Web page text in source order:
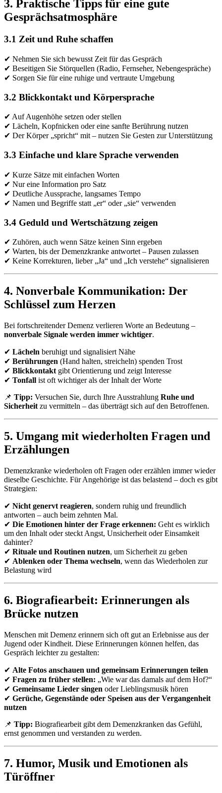
3. Praktische Tipps für eine gute
Gesprächsatmosphäre
3.1 Zeit und Ruhe schaffen
✔ Nehmen Sie sich bewusst Zeit für das Gespräch
✔ Beseitigen Sie Störquellen (Radio, Fernseher, Nebengespräche)
✔ Sorgen Sie für eine ruhige und vertraute Umgebung
3.2 Blickkontakt und Körpersprache
✔ Auf Augenhöhe setzen oder stellen
✔ Lächeln, Kopfnicken oder eine sanfte Berührung nutzen
✔ Der Körper „spricht“ mit – nutzen Sie Gesten zur Unterstützung
3.3 Einfache und klare Sprache verwenden
✔ Kurze Sätze mit einfachen Worten
✔ Nur eine Information pro Satz
✔ Deutliche Aussprache, langsames Tempo
✔ Namen und Begriffe statt „er“ oder „sie“ verwenden
3.4 Geduld und Wertschätzung zeigen
✔ Zuhören, auch wenn Sätze keinen Sinn ergeben
✔ Warten, bis der Demenzkranke antwortet – Pausen zulassen
✔ Keine Korrekturen, lieber „Ja“ und „Ich verstehe“ signalisieren
4. Nonverbale Kommunikation: Der
Schlüssel zum Herzen
Bei fortschreitender Demenz verlieren Worte an Bedeutung –
nonverbale Signale werden immer wichtiger.
✔ Lächeln beruhigt und signalisiert Nähe
✔ Berührungen (Hand halten, streicheln) spenden Trost
✔ Blickkontakt gibt Orientierung und zeigt Interesse
✔ Tonfall ist oft wichtiger als der Inhalt der Worte
📌 Tipp: Versuchen Sie, durch Ihre Ausstrahlung Ruhe und
Sicherheit zu vermitteln – das überträgt sich auf den Betroffenen.
5. Umgang mit wiederholten Fragen und
Erzählungen
Demenzkranke wiederholen oft Fragen oder erzählen immer wieder
dieselbe Geschichte. Für Angehörige ist das belastend – doch es gibt
Strategien:
✔ Nicht genervt reagieren, sondern ruhig und freundlich
antworten – auch beim zehnten Mal.
✔ Die Emotionen hinter der Frage erkennen: Geht es wirklich
um den Inhalt oder steckt Angst, Unsicherheit oder Einsamkeit
dahinter?
✔ Rituale und Routinen nutzen, um Sicherheit zu geben
✔ Ablenken oder Thema wechseln, wenn das Wiederholen zur
Belastung wird
6. Biografiearbeit: Erinnerungen als
Brücke nutzen
Menschen mit Demenz erinnern sich oft gut an Erlebnisse aus der
Jugend oder Kindheit. Diese Erinnerungen können helfen, das
Gespräch leichter zu gestalten:
✔ Alte Fotos anschauen und gemeinsam Erinnerungen teilen
✔ Fragen zu früher stellen: „Wie war das damals auf dem Hof?“
✔ Gemeinsame Lieder singen oder Lieblingsmusik hören
✔ Gerüche, Gegenstände oder Speisen aus der Vergangenheit
nutzen
📌 Tipp: Biografiearbeit gibt dem Demenzkranken das Gefühl,
ernst genommen und verstanden zu werden.
7. Humor, Musik und Emotionen als
Türöffner